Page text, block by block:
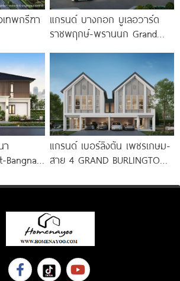
ทพกรีฑา
หม่จาก
าก Le
แกรนด์ บางกอก บูเลอวาร์ด
ราชพฤกษ์-พรานนก Grand
Ratchaphruek-Prannok
คฤหาสน์หรู ซีรีส์ใหม่
า
Bangna
ฟ้า 2
แกรนด์ เบอร์ลิงตัน เพชรเกษม-
สาย 4 GRAND BURLINGTON
ดีไซน์ Modern